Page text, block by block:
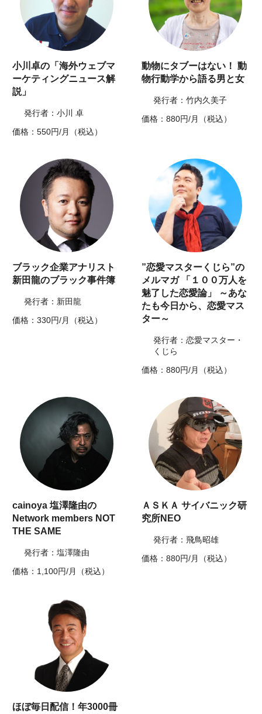
小川卓の「海外ウェブマ
ーケティングニュース解
説」
発行者：小川 卓
価格：550円/月（税込）
動物にタブーはない！ 動
物行動学から語る男と女
発行者：竹内久美子
価格：880円/月（税込）
ブラック企業アナリスト
新田龍のブラック事件簿
発行者：新田龍
価格：330円/月（税込）
”恋愛マスターくじら”の
メルマガ 「１００万人を
魅了した恋愛論」 ～あな
たも今日から、恋愛マス
ター～
発行者：恋愛マスター・
くじら
価格：880円/月（税込）
cainoya 塩澤隆由の
Network members NOT
THE SAME
発行者：塩澤隆由
価格：1,100円/月（税込）
ＡＳＫＡ サイバニック研
究所NEO
発行者：飛鳥昭雄
価格：880円/月（税込）
ほぼ毎日配信！年3000冊